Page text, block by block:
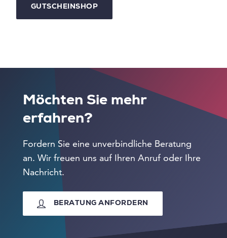
GUTSCHEINSHOP
Möchten Sie mehr
erfahren?
Fordern Sie eine unverbindliche Beratung
an. Wir freuen uns auf Ihren Anruf oder Ihre
Nachricht.
BERATUNG ANFORDERN